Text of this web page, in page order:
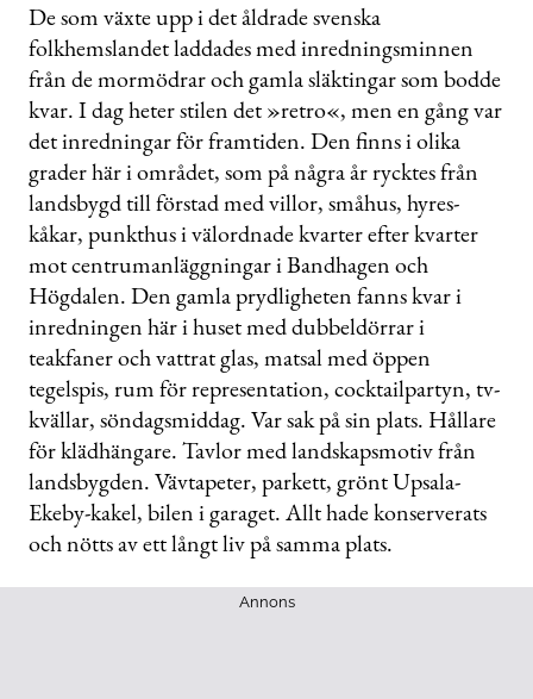
De som växte upp i det åldrade svenska
folkhemslandet laddades med inredningsminnen
från de mormödrar och gamla släktingar som bodde
kvar. I dag heter stilen det »retro«, men en gång var
det inredningar för framtiden. Den finns i olika
grader här i området, som på några år ­rycktes från
landsbygd till förstad med villor, småhus, hyres­
kåkar, punkthus i välordnade kvarter efter kvarter
mot centrumanläggningar i Bandhagen och
Högdalen. Den gamla prydligheten fanns kvar i
inredningen här i huset med dubbeldörrar i
teakfaner och vattrat glas, matsal med öppen
tegelspis, rum för representation, cocktailpartyn, tv-
kvällar, söndagsmiddag. Var sak på sin plats. Hållare
för klädhängare. Tavlor med landskapsmotiv från
landsbygden. Vävtapeter, parkett, grönt Upsala-
Ekeby-kakel, bilen i garaget. Allt hade konserverats
och nötts av ett långt liv på samma plats.
Annons